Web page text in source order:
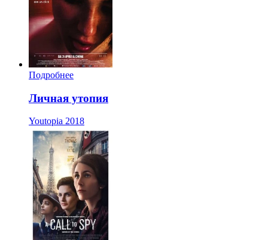
Подробнее
Личная утопия
Youtopia 2018